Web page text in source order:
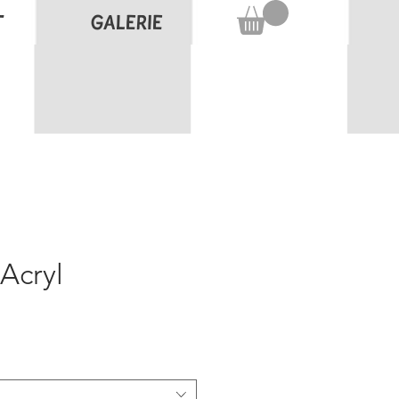
GALERIE